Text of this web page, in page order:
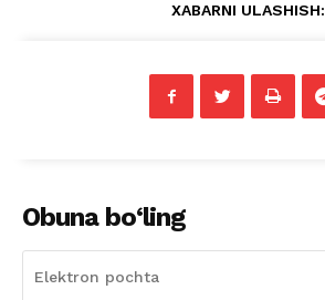
XABARNI ULASHISH:
Obuna bo‘ling